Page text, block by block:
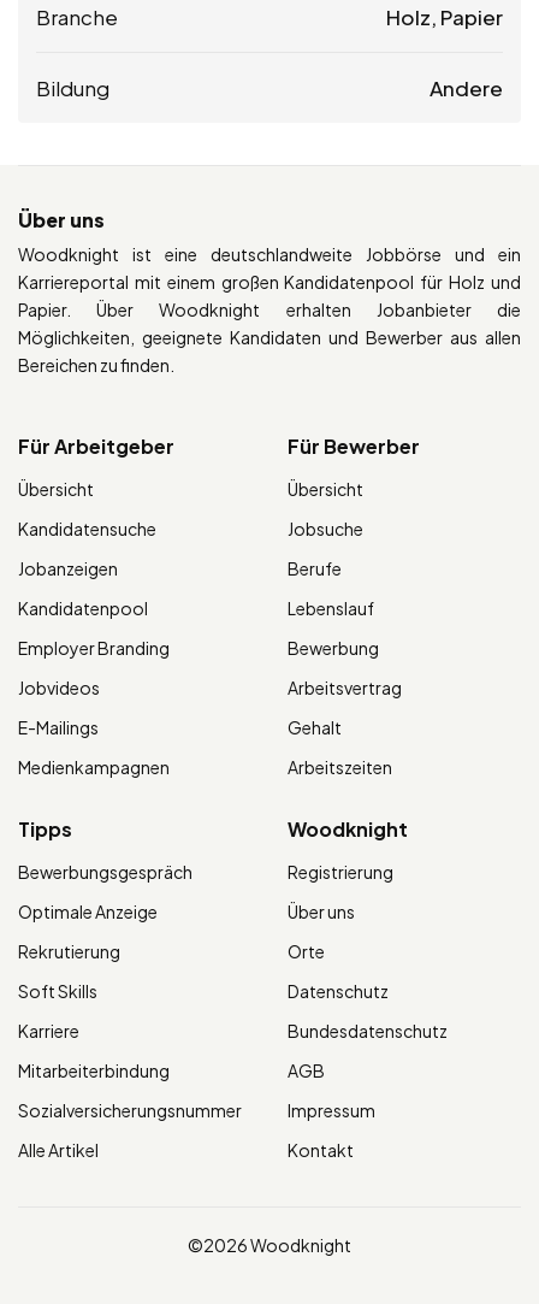
Branche Holz, Papier
Bildung Andere
Über uns
Woodknight ist eine deutschlandweite Jobbörse und ein
Karriereportal mit einem großen Kandidatenpool für Holz und
Papier. Über Woodknight erhalten Jobanbieter die
Möglichkeiten, geeignete Kandidaten und Bewerber aus allen
Bereichen zu finden.
Für Arbeitgeber
Übersicht
Kandidatensuche
Jobanzeigen
Kandidatenpool
Employer Branding
Jobvideos
E-Mailings
Medienkampagnen
Für Bewerber
Übersicht
Jobsuche
Berufe
Lebenslauf
Bewerbung
Arbeitsvertrag
Gehalt
Arbeitszeiten
Tipps
Bewerbungsgespräch
Optimale Anzeige
Rekrutierung
Soft Skills
Karriere
Mitarbeiterbindung
Sozialversicherungsnummer
Alle Artikel
Woodknight
Registrierung
Über uns
Orte
Datenschutz
Bundesdatenschutz
AGB
Impressum
Kontakt
©2026 Woodknight